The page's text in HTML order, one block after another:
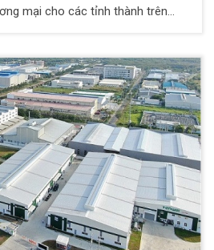
mại cho các tỉnh thành trên